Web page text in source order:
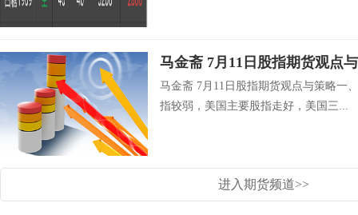
马金斋 7月11日股指期货观点
马金斋 7月11日股指期货观点与策略一
指较弱，美国主要股指走好，美国三...
进入期货频道>>